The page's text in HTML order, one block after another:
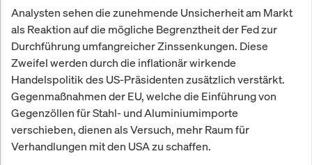
Analysten sehen die zunehmende Unsicherheit am Markt
als Reaktion auf die mögliche Begrenztheit der Fed zur
Durchführung umfangreicher Zinssenkungen. Diese
Zweifel werden durch die inflationär wirkende
Handelspolitik des US-Präsidenten zusätzlich verstärkt.
Gegenmaßnahmen der EU, welche die Einführung von
Gegenzöllen für Stahl- und Aluminiumimporte
verschieben, dienen als Versuch, mehr Raum für
Verhandlungen mit den USA zu schaffen.